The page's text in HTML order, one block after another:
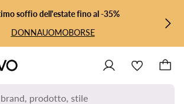
PRINCIPALE
soffio dell'estate fino al -35%
DONNAUOMOBORSE
prodotto, stile